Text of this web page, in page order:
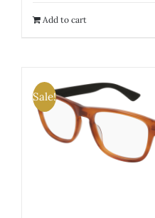
Add to cart
Sale!